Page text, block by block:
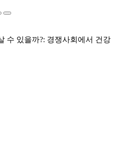
수 있을까?: 경쟁사회에서 건강